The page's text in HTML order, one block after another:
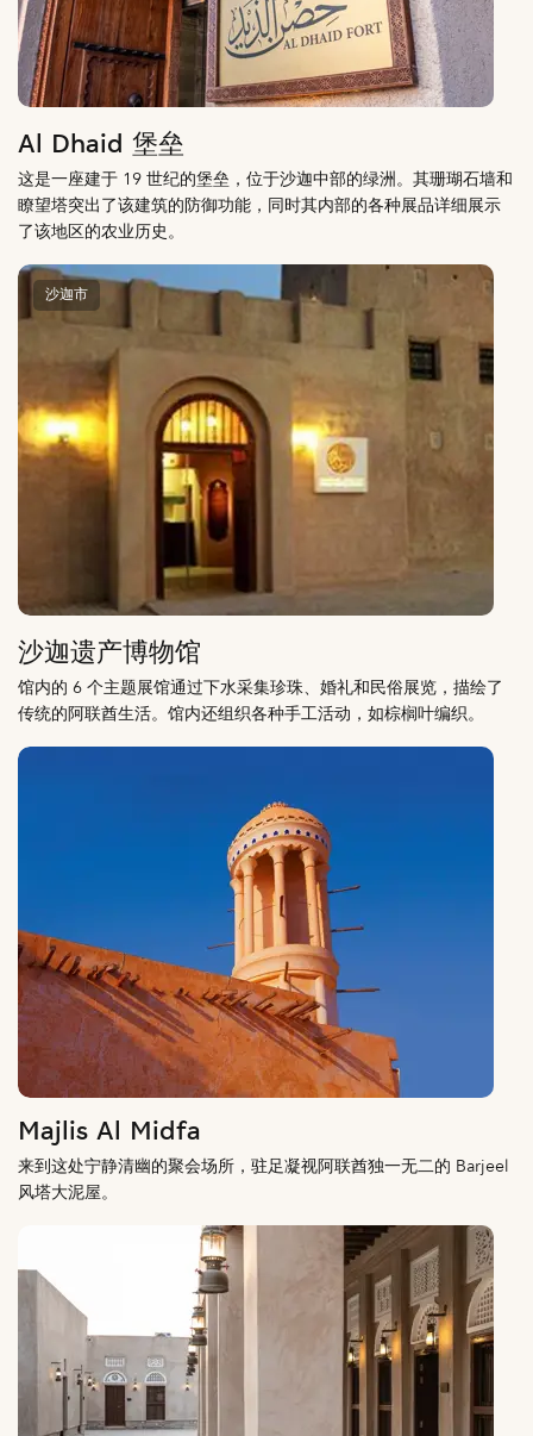
Al Dhaid 堡垒
这是一座建于 19 世纪的堡垒，位于沙迦中部的绿洲。其珊瑚石墙和
瞭望塔突出了该建筑的防御功能，同时其内部的各种展品详细展示
了该地区的农业历史。
沙迦市
沙迦遗产博物馆
馆内的 6 个主题展馆通过下水采集珍珠、婚礼和民俗展览，描绘了
传统的阿联酋生活。馆内还组织各种手工活动，如棕榈叶编织。
Majlis Al Midfa
来到这处宁静清幽的聚会场所，驻足凝视阿联酋独一无二的 Barjeel
风塔大泥屋。